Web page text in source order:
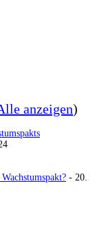
anzeigen)
- 20.